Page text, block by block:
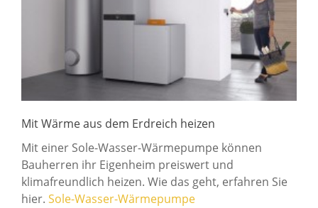
Mit Wärme aus dem Erdreich heizen
Mit einer Sole-Wasser-Wärmepumpe können
Bauherren ihr Eigenheim preiswert und
klimafreundlich heizen. Wie das geht, erfahren Sie
hier. Sole-Wasser-Wärmepumpe